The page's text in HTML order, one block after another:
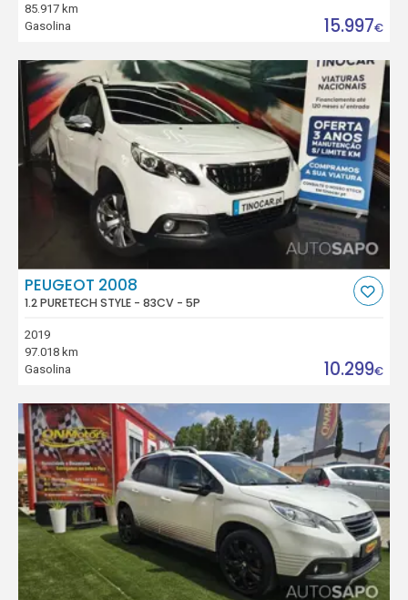
85.917 km
Gasolina
15.997€
PEUGEOT 2008
1.2 PURETECH STYLE - 83CV - 5P
2019
97.018 km
Gasolina
10.299€